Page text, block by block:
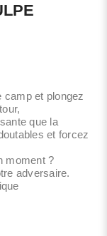
camp et plongez
que la
et forcez
moment ?
adversaire.